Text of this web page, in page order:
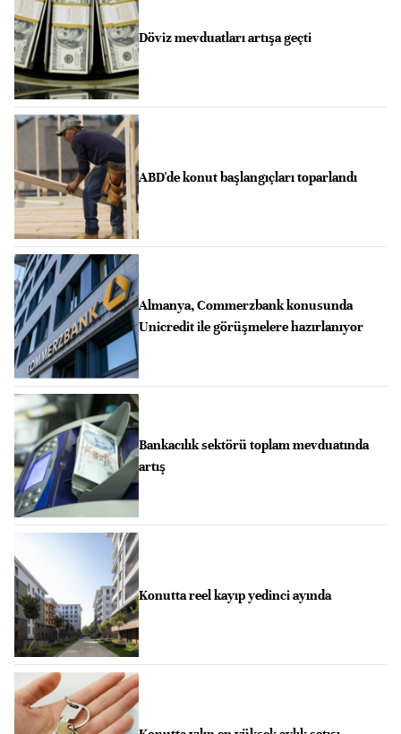
Döviz mevduatları artışa geçti
ABD'de konut başlangıçları toparlandı
Almanya, Commerzbank konusunda
Unicredit ile görüşmelere hazırlanıyor
Bankacılık sektörü toplam mevduatında
artış
Konutta reel kayıp yedinci ayında